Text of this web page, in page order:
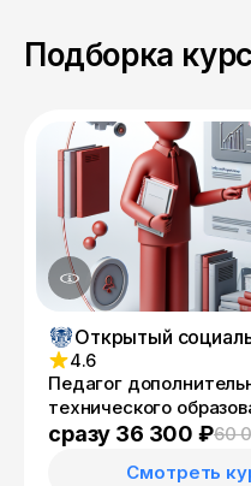
Подборка
4.6
Педагог
технического
Специалист по
сразу 36 300 ₽60
Смотреть